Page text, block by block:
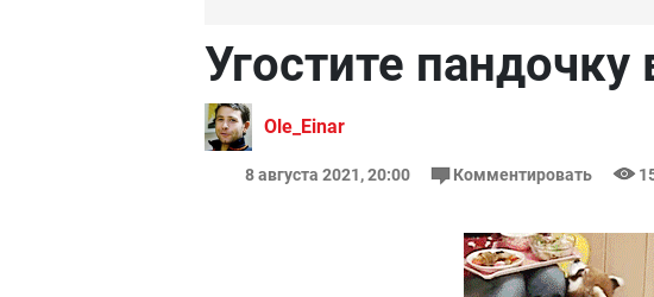
Угостите
Ole_Einar
8 августа 2021, 20:00 Комментировать